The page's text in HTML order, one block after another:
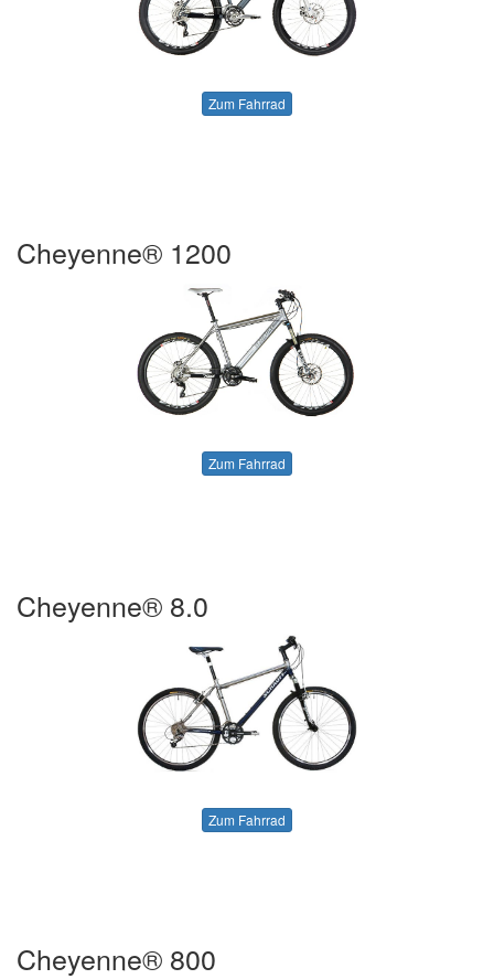
Zum Fahrrad
Cheyenne® 1200
Zum Fahrrad
Cheyenne® 8.0
Zum Fahrrad
Cheyenne® 800